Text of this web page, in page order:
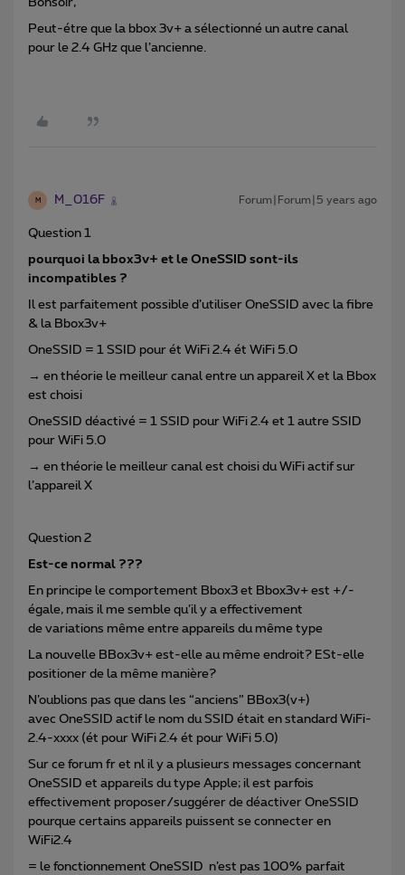
Bonsoir,
Peut-étre que la bbox 3v+ a sélectionné un autre canal
pour le 2.4 GHz que l’ancienne.
M M_016F Forum|Forum|5 years ago
Question 1
pourquoi la bbox3v+ et le OneSSID sont-ils
incompatibles ?
Il est parfaitement possible d’utiliser OneSSID avec la fibre
& la Bbox3v+
OneSSID = 1 SSID pour ét WiFi 2.4 ét WiFi 5.0
→ en théorie le meilleur canal entre un appareil X et la Bbox
est choisi
OneSSID déactivé = 1 SSID pour WiFi 2.4 et 1 autre SSID
pour WiFi 5.0
→ en théorie le meilleur canal est choisi du WiFi actif sur
l’appareil X
Question 2
Est-ce normal ???
En principe le comportement Bbox3 et Bbox3v+ est +/-
égale, mais il me semble qu’il y a effectivement
de variations même entre appareils du même type
La nouvelle BBox3v+ est-elle au même endroit? ESt-elle
positioner de la même manière?
N’oublions pas que dans les “anciens” BBox3(v+)
avec OneSSID actif le nom du SSID était en standard WiFi-
2.4-xxxx (ét pour WiFi 2.4 ét pour WiFi 5.0)
Sur ce forum fr et nl il y a plusieurs messages concernant
OneSSID et appareils du type Apple; il est parfois
effectivement proposer/suggérer de déactiver OneSSID
pourque certains appareils puissent se connecter en
WiFi2.4
= le fonctionnement OneSSID n’est pas 100% parfait